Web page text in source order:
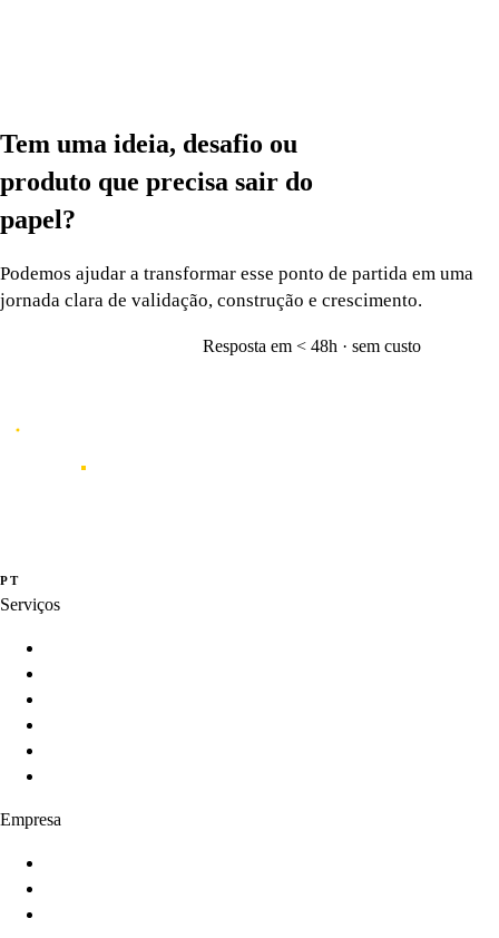
Tem uma ideia, desafio ou
produto que precisa sair do
papel?
Podemos ajudar a transformar esse ponto de partida em uma
jornada clara de validação, construção e crescimento.
Resposta em < 48h · sem custo
PT
Serviços
Empresa